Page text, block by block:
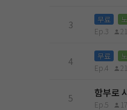
3 무료
Ep.3 21
4 무료
Ep.4 21
5 함부로
Ep.5 17